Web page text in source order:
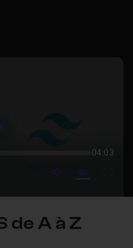
04:03
mute video
Subtitles
de A à Z